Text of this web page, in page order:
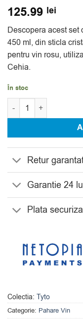
125.99 lei
Descopera acest set
450 ml, din sticla
pentru vin rosu,
Cehia.
În stoc
Cantitate Set 6
Retur
Garantie 24
Plata
Colectia: Tyto
Categorie: Pahare Vin